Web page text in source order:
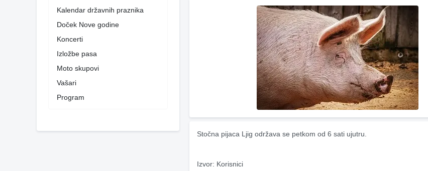
Kalendar državnih praznika
Doček Nove godine
Koncerti
Izložbe pasa
Moto skupovi
Vašari
Program
Stočna pijaca Ljig održava se petkom od 6 sati ujutru.
Izvor: Korisnici